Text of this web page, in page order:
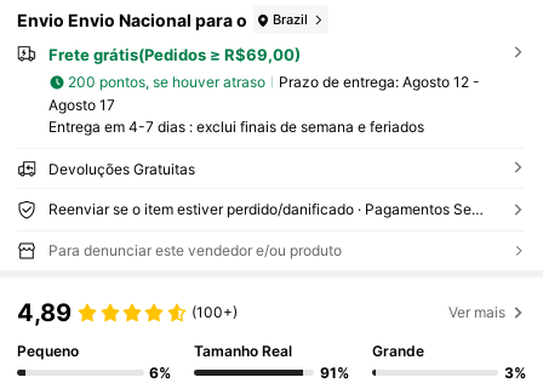
Envio Envio Nacional para o Brazil
Frete grátis(Pedidos ≥ R$69,00)
200 pontos, se houver atraso Prazo de entrega: Agosto 12 -
Agosto 17
Entrega em 4-7 dias : exclui finais de semana e feriados
Devoluções Gratuitas
Reenviar se o item estiver perdido/danificado · Pagamentos Seguros · Proteção de privacidade
Para denunciar este vendedor e/ou produto
4,89 (100+) Ver mais
Pequeno
6%
Tamanho Real
91%
Grande
3%